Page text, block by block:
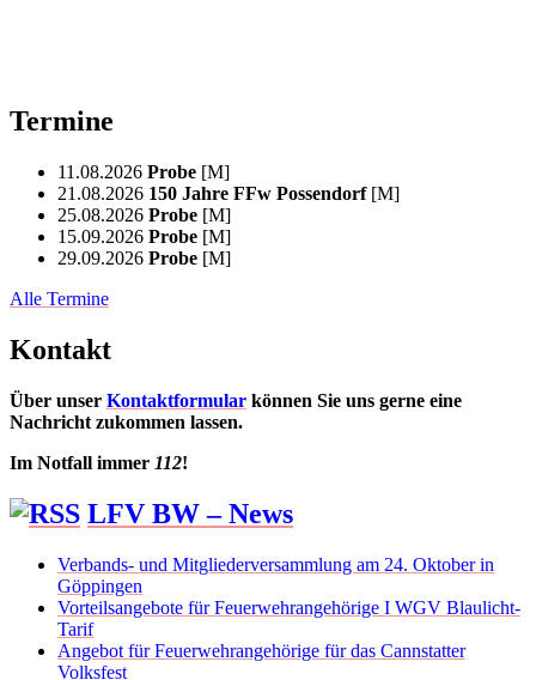
Termine
11.08.2026 Probe [M]
21.08.2026 150 Jahre FFw Possendorf [M]
25.08.2026 Probe [M]
15.09.2026 Probe [M]
29.09.2026 Probe [M]
Alle Termine
Kontakt
Über unser Kontaktformular können Sie uns gerne eine
Nachricht zukommen lassen.
Im Notfall immer 112!
LFV BW – News
Verbands- und Mitgliederversammlung am 24. Oktober in
Göppingen
Vorteilsangebote für Feuerwehrangehörige I WGV Blaulicht-
Tarif
Angebot für Feuerwehrangehörige für das Cannstatter
Volksfest